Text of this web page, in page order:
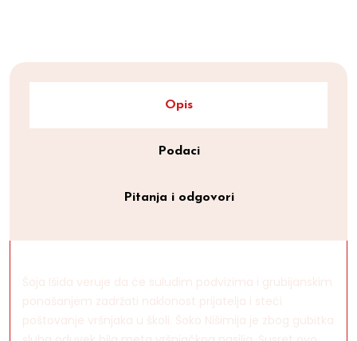
Opis
Podaci
Pitanja i odgovori
Šoja Išida veruje da će suludim podvizima i grubijanskim
ponašanjem zadržati naklonost prijatelja i steći
poštovanje vršnjaka u školi. Šoko Nišimija je zbog gubitka